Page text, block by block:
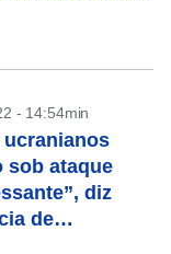
- 14:54min
ucranianos
sob ataque
diz
de